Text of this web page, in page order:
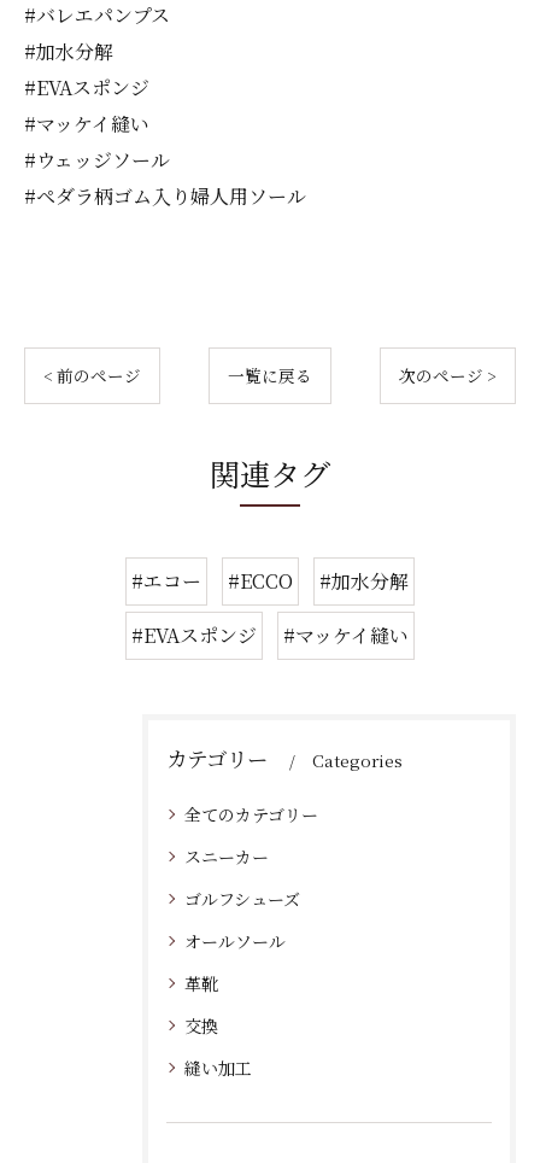
#バレエパンプス
#加水分解
#EVAスポンジ
#マッケイ縫い
#ウェッジソール
#ペダラ柄ゴム入り婦人用ソール
< 前のページ 一覧に戻る 次のページ >
関連タグ
#エコー #ECCO
#加水分解
#EVAスポンジ
#マッケイ縫い
カテゴリー Categories
全てのカテゴリー
スニーカー
ゴルフシューズ
オールソール
革靴
交換
縫い加工